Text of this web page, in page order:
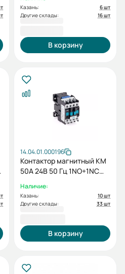
Казань:
6 шт
Другие склады:
16 шт
В корзину
14.04.01.000196
Контактор магнитный КМ
50А 24B 50 Гц 1NO+1NC
Наличие:
Казань:
10 шт
Другие склады:
33 шт
В корзину